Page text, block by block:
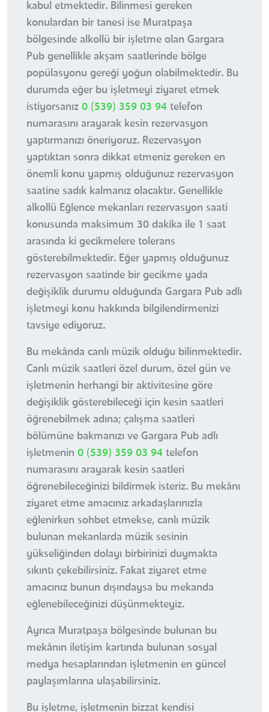
kabul etmektedir. Bilinmesi gereken
konulardan bir tanesi ise Muratpaşa
bölgesinde alkollü bir işletme olan Gargara
Pub genellikle akşam saatlerinde bölge
popülasyonu gereği yoğun olabilmektedir. Bu
durumda eğer bu işletmeyi ziyaret etmek
istiyorsanız 0 (539) 359 03 94 telefon
numarasını arayarak kesin rezervasyon
yaptırmanızı öneriyoruz. Rezervasyon
yaptıktan sonra dikkat etmeniz gereken en
önemli konu yapmış olduğunuz rezervasyon
saatine sadık kalmanız olacaktır. Genellikle
alkollü Eğlence mekanları rezervasyon saati
konusunda maksimum 30 dakika ile 1 saat
arasında ki gecikmelere tolerans
gösterebilmektedir. Eğer yapmış olduğunuz
rezervasyon saatinde bir gecikme yada
değişiklik durumu olduğunda Gargara Pub adlı
işletmeyi konu hakkında bilgilendirmenizi
tavsiye ediyoruz.
Bu mekânda canlı müzik olduğu bilinmektedir.
Canlı müzik saatleri özel durum, özel gün ve
işletmenin herhangi bir aktivitesine göre
değişiklik gösterebileceği için kesin saatleri
öğrenebilmek adına; çalışma saatleri
bölümüne bakmanızı ve Gargara Pub adlı
işletmenin 0 (539) 359 03 94 telefon
numarasını arayarak kesin saatleri
öğrenebileceğinizi bildirmek isteriz. Bu mekânı
ziyaret etme amacınız arkadaşlarınızla
eğlenirken sohbet etmekse, canlı müzik
bulunan mekanlarda müzik sesinin
yükseliğinden dolayı birbirinizi duymakta
sıkıntı çekebilirsiniz. Fakat ziyaret etme
amacınız bunun dışındaysa bu mekanda
eğlenebileceğinizi düşünmekteyiz.
Ayrıca Muratpaşa bölgesinde bulunan bu
mekânın iletişim kartında bulunan sosyal
medya hesaplarından işletmenin en güncel
paylaşımlarına ulaşabilirsiniz.
Bu işletme, işletmenin bizzat kendisi